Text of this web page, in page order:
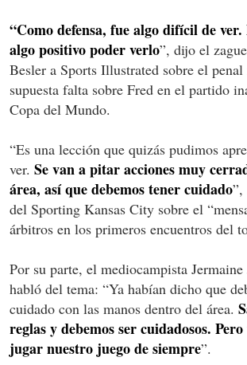
“Como defensa, fue algo difícil de ver.
algo positivo poder verlo”, dijo el
Besler a Sports Illustrated sobre el
supuesta falta sobre Fred en el partido
Copa del Mundo.
“Es una lección que quizás pudimos
ver. Se van a pitar acciones muy
área, así que debemos tener cuidado”,
del Sporting Kansas City sobre el
árbitros en los primeros encuentros del
Por su parte, el mediocampista
habló del tema: “Ya habían dicho que
cuidado con las manos dentro del área.
reglas y debemos ser cuidadosos.
jugar nuestro juego de siempre”.